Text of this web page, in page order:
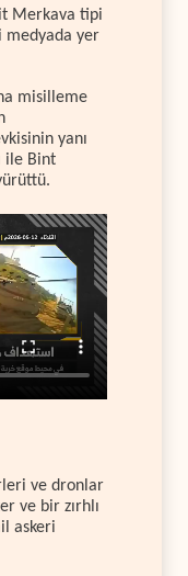
Merkava tipi
medyada yer
misilleme
yanı
ile Bint
ve dronlar
ve bir zırhlı
askeri